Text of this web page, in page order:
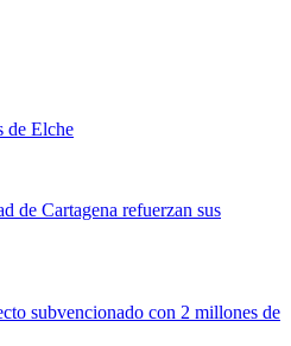
de Elche
de Cartagena refuerzan sus
subvencionado con 2 millones de